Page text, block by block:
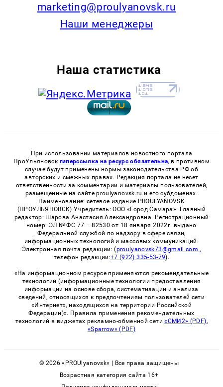
marketing@proulyanovsk.ru
Наши менеджеры
Наша статистика
При использовании материалов новостного портала
ПроУльяновск гиперссылка на ресурс обязательна, в противном
случае будут применены нормы законодательства РФ об
авторских и смежных правах. Редакция портала не несет
ответственности за комментарии и материалы пользователей,
размещенные на сайте proulyanovsk.ru и его субдоменах.
Наименование: сетевое издание PROULYANOVSK
(ПРОУЛЬЯНОВСК) Учредитель: ООО «Город Самара». Главный
редактор: Шарова Анастасия Александровна. Регистрационный
номер: ЭЛ № ФС 77 – 82530 от 18 января 2022г. выдано
Федеральной службой по надзору в сфере связи,
информационных технологий и массовых коммуникаций.
Электронная почта редакции: (proulyanovsk73@gmail.com ,
телефон редакции:+7 (922) 335-53-79).
«На информационном ресурсе применяются рекомендательные
технологии (информационные технологии предоставления
информации на основе сбора, систематизации и анализа
сведений, относящихся к предпочтениям пользователей сети
«Интернет», находящихся на территории Российской
Федерации)». Правила применения рекомендательных
технологий в виджетах рекламно-обменной сети«СМИ2» (PDF),
«Sparrow» (PDF)
© 2026 «PROUlyanovsk» | Все права защищены
Возрастная категория сайта 16+